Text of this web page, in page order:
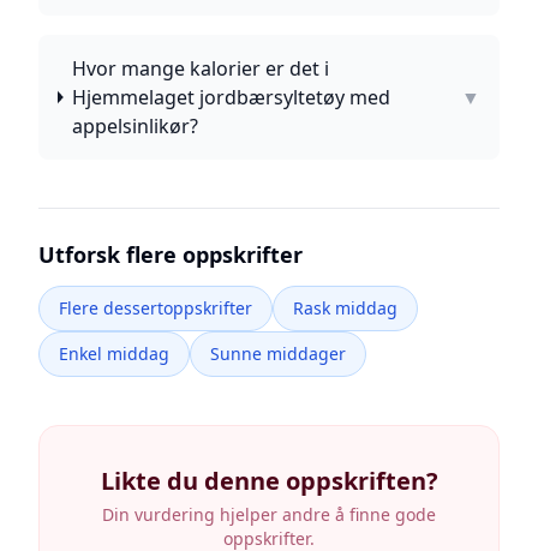
Hvor mange kalorier er det i
Hjemmelaget jordbærsyltetøy med
appelsinlikør?
▼
Utforsk flere oppskrifter
Flere dessertoppskrifter
Rask middag
Enkel middag
Sunne middager
Likte du denne oppskriften?
Din vurdering hjelper andre å finne gode
oppskrifter.